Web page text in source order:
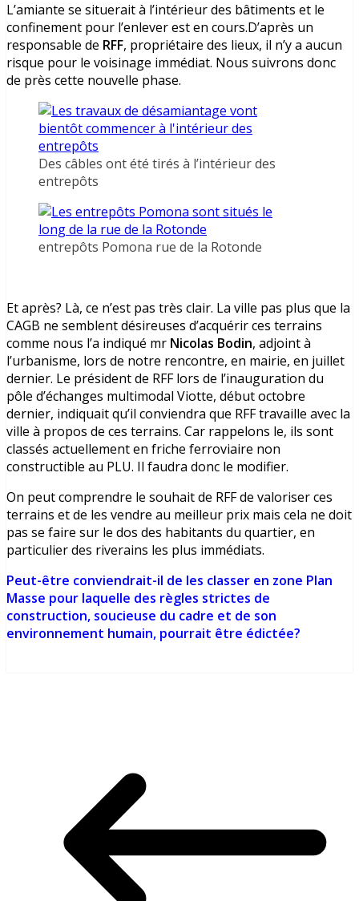
L’amiante se situerait à l’intérieur des bâtiments et le
confinement pour l’enlever est en cours.D’après un
responsable de RFF, propriétaire des lieux, il n’y a aucun
risque pour le voisinage immédiat. Nous suivrons donc
de près cette nouvelle phase.
Des câbles ont été tirés à l’intérieur des
entrepôts
entrepôts Pomona rue de la Rotonde
Et après? Là, ce n’est pas très clair. La ville pas plus que la
CAGB ne semblent désireuses d’acquérir ces terrains
comme nous l’a indiqué mr Nicolas Bodin, adjoint à
l’urbanisme, lors de notre rencontre, en mairie, en juillet
dernier. Le président de RFF lors de l’inauguration du
pôle d’échanges multimodal Viotte, début octobre
dernier, indiquait qu’il conviendra que RFF travaille avec la
ville à propos de ces terrains. Car rappelons le, ils sont
classés actuellement en friche ferroviaire non
constructible au PLU. Il faudra donc le modifier.
On peut comprendre le souhait de RFF de valoriser ces
terrains et de les vendre au meilleur prix mais cela ne doit
pas se faire sur le dos des habitants du quartier, en
particulier des riverains les plus immédiats.
Peut-être conviendrait-il de les classer en zone Plan
Masse pour laquelle des règles strictes de
construction, soucieuse du cadre et de son
environnement humain, pourrait être édictée?